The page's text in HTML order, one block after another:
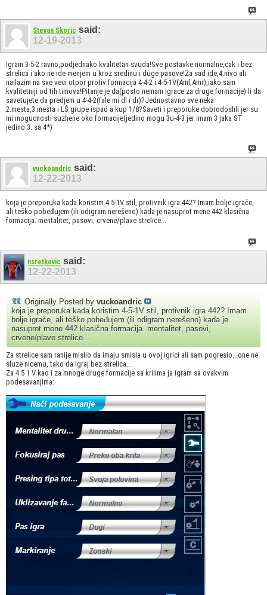
Stevan Skoric said:
12-19-2013
Igram 3-5-2 ravno,podjednako kvalitetan svuda!Sve postavke normalne,cak i bez
strelica i ako ne ide menjem u kroz sredinu i duge pasove!Za sad ide,4.nivo ali
nailazim na sve veci otpor protiv formacija 4-4-2 i 4-5-1V(Aml,Amr),iako sam
kvalitetniji od tih timova!Pitanje je da(posto nemam igrace za druge formacije) li da
savetujete da predjem u 4-4-2(fale mi dl i dr)?Jednostavno sve neka
2.mesta,3.mesta i LŠ grupe ispad a kup 1/8?Saveti i preporuke dobrodoshli jer su
mi mogucnosti suzhene oko formacije(jedino mogu 3u-4-3 jer imam 3 jaka ST
jedino 3. sa 4*)
vuckoandric said:
12-22-2013
koja je preporuka kada koristim 4-5-1V stil, protivnik igra 442? Imam bolje igrače,
ali teško pobeđujem (ili odigram nerešeno) kada je nasuprot mene 442 klasična
formacija. mentalitet, pasovi, crvene/plave strelice...
nsretkovic said:
12-22-2013
Originally Posted by vuckoandric
koja je preporuka kada koristim 4-5-1V stil, protivnik igra 442? Imam
bolje igrače, ali teško pobeđujem (ili odigram nerešeno) kada je
nasuprot mene 442 klasična formacija. mentalitet, pasovi,
crvene/plave strelice...
Za strelice sam ranije mislio da imaju smisla u ovoj igrici ali sam pogresio...one ne
sluze nicemu, tako da igraj bez strelica...
Za 4 5 1 V kao i za mnoge druge formacije sa krilima ja igram sa ovakvim
podesavanjima: